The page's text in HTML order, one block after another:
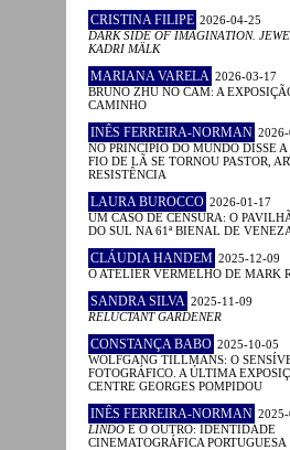
CRISTINA FILIPE 2026-04-25
DARK SIDE OF IMAGINATION.
KADRI MÄLK
MARIANA VARELA 2026-03-17
BRUNO ZHU NO CAM: A
CAMINHO
INÊS FERREIRA-NORMAN
NO PRINCÍPIO DO MUNDO DISSE
FIO DE LÃ SE TORNOU PASTOR,
RESISTÊNCIA
LAURA BUROCCO 2026-01-17
UM CASO DE CENSURA: O
DO SUL NA 61ª BIENAL DE
CLÁUDIA HANDEM 2025-12-09
O ATELIER VERMELHO DE MARK
SANDRA SILVA 2025-11-09
RELUCTANT GARDENER
CONSTANÇA BABO 2025-10-05
WOLFGANG TILLMANS: O
FOTOGRÁFICO. A ÚLTIMA
CENTRE GEORGES POMPIDOU
INÊS FERREIRA-NORMAN
LINDO E O OUTRO: IDENTIDADE
CINEMATOGRÁFICA PORTUGUESA